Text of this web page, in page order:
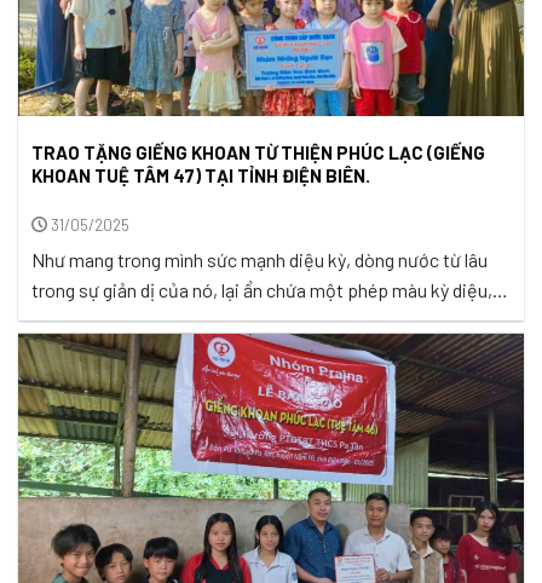
TRAO TẶNG GIẾNG KHOAN TỪ THIỆN PHÚC LẠC (GIẾNG
KHOAN TUỆ TÂM 47) TẠI TỈNH ĐIỆN BIÊN.
31/05/2025
Như mang trong mình sức mạnh diệu kỳ, dòng nước từ lâu
trong sự giản dị của nó, lại ẩn chứa một phép màu kỳ diệu,
mang lại sự sống cho muôn loài. Từ những khe suối nhỏ
trong lòng đất, dòng nước như một linh hồn lặng lẽ chảy qua
những cánh rừng, những ...